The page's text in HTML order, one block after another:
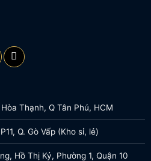
Thạnh, Q Tân Phú, HCM
Q. Gò Vấp (Kho sỉ, lẻ)
Hồ Thị Kỷ, Phường 1, Quận 10